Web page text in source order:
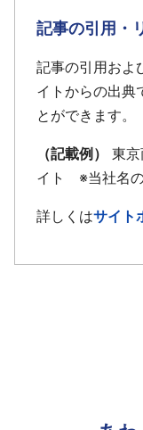
記事の引用・
記事の引用およ
イトからの出典
とができます。
（記載例）
東
イト ※当社名の
詳しくはサイト